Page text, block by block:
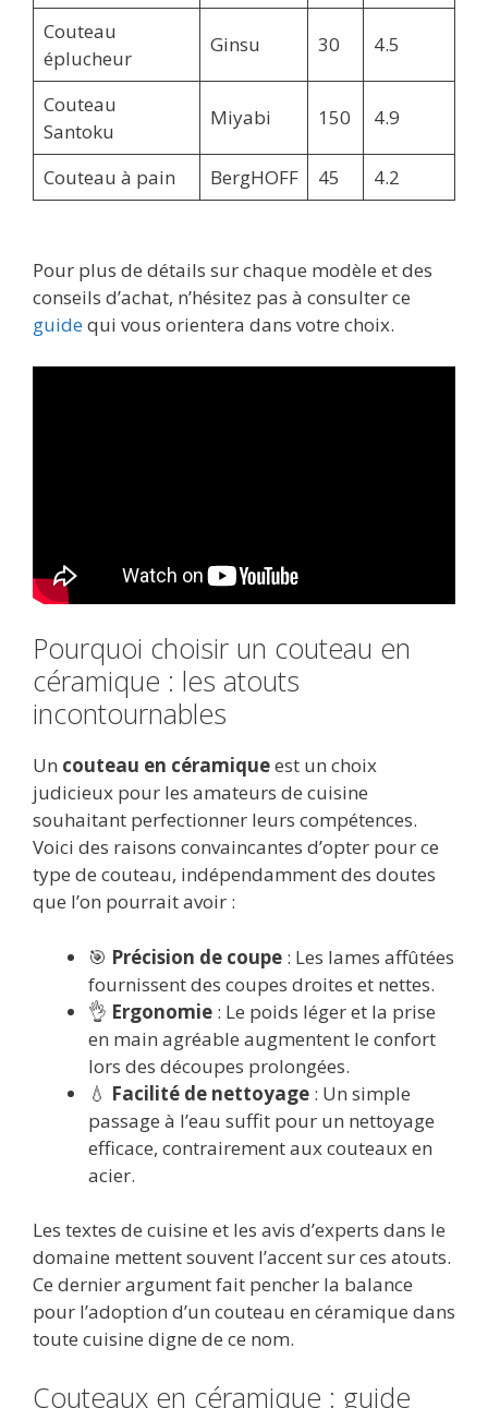
Couteau
éplucheur
Ginsu 30 4.5
Couteau
Santoku
Miyabi 150 4.9
Couteau à pain BergHOFF 45 4.2
Pour plus de détails sur chaque modèle et des
conseils d’achat, n’hésitez pas à consulter ce
guidequi vous orientera dans votre choix.
Pourquoi choisir un couteau en
céramique : les atouts
incontournables
Un couteau en céramiqueest un choix
judicieux pour les amateurs de cuisine
souhaitant perfectionner leurs compétences.
Voici des raisons convaincantes d’opter pour ce
type de couteau, indépendamment des doutes
que l’on pourrait avoir :
🎯 Précision de coupe : Les lames affûtées
fournissent des coupes droites et nettes.
👌 Ergonomie : Le poids léger et la prise
en main agréable augmentent le confort
lors des découpes prolongées.
💧 Facilité de nettoyage : Un simple
passage à l’eau suffit pour un nettoyage
efficace, contrairement aux couteaux en
acier.
Les textes de cuisine et les avis d’experts dans le
domaine mettent souvent l’accent sur ces atouts.
Ce dernier argument fait pencher la balance
pour l’adoption d’un couteau en céramique dans
toute cuisine digne de ce nom.
Couteaux en céramique : guide